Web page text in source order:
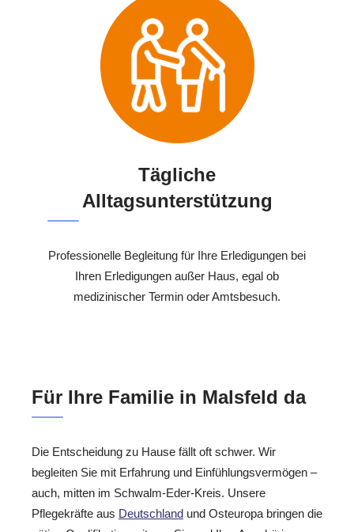
Tägliche
Alltagsunterstützung
Professionelle Begleitung für Ihre Erledigungen bei
Ihren Erledigungen außer Haus, egal ob
medizinischer Termin oder Amtsbesuch.
Für Ihre Familie in Malsfeld da
Die Entscheidung zu Hause fällt oft schwer. Wir
begleiten Sie mit Erfahrung und Einfühlungsvermögen –
auch, mitten im Schwalm-Eder-Kreis. Unsere
Pflegekräfte aus Deutschland und Osteuropa bringen die